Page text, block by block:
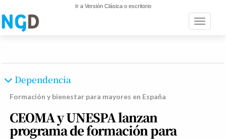
Ir a Versión Clásica o escritorio
Toggle
Dependencia
Formación y bienestar para mayores en España
CEOMA y UNESPA lanzan
programa de formación para